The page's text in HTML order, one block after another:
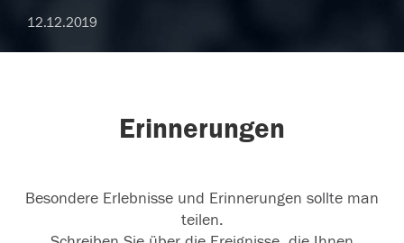
12.12.2019
Erinnerungen
Besondere Erlebnisse und Erinnerungen sollte man
teilen.